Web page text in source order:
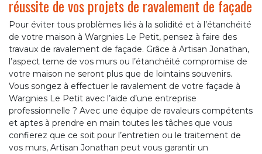
réussite de vos projets de ravalement de façade
Pour éviter tous problèmes liés à la solidité et à l’étanchéité
de votre maison à Wargnies Le Petit, pensez à faire des
travaux de ravalement de façade. Grâce à Artisan Jonathan,
l’aspect terne de vos murs ou l’étanchéité compromise de
votre maison ne seront plus que de lointains souvenirs.
Vous songez à effectuer le ravalement de votre façade à
Wargnies Le Petit avec l’aide d’une entreprise
professionnelle ? Avec une équipe de ravaleurs compétents
et aptes à prendre en main toutes les tâches que vous
confierez que ce soit pour l’entretien ou le traitement de
vos murs, Artisan Jonathan peut vous garantir un